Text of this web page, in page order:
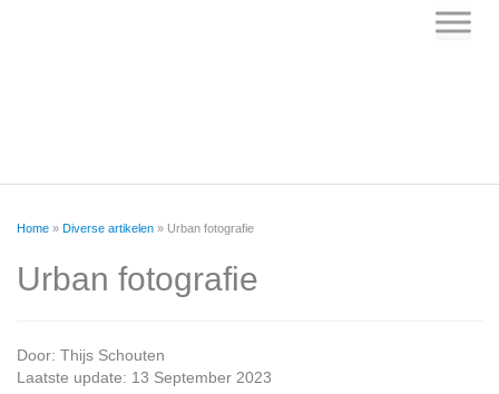
Home » Diverse artikelen » Urban fotografie
Urban fotografie
Door: Thijs Schouten
Laatste update: 13 September 2023